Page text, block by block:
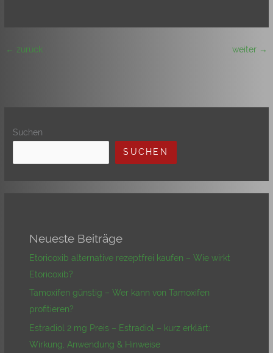
← zurück weiter →
Suchen
SUCHEN
Neueste Beiträge
Etoricoxib alternative rezeptfrei kaufen – Wie wirkt
Etoricoxib?
Tamoxifen günstig – Wer kann von Tamoxifen
profitieren?
Estradiol 2 mg Preis – Estradiol – kurz erklärt:
Wirkung, Anwendung & Hinweise